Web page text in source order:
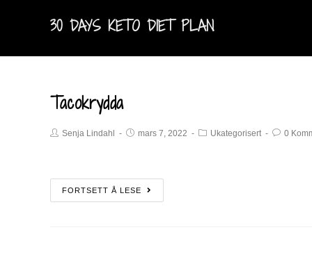
30 DAYS KETO DIET PLAN
Tacokrydda
Senja Lindahl mars 7, 2022 Ukategorisert 0
FORTSETT Å LESE